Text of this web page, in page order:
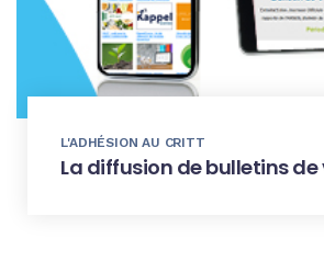
L'ADHÉSION AU CRITT
La diffusion de bulletins de